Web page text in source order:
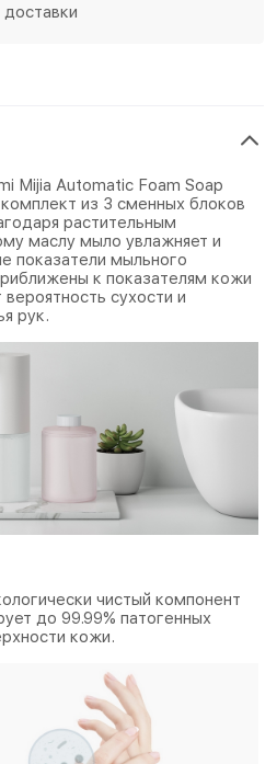
Mijia Automatic Foam Soap
из 3 сменных блоков
растительным
маслу мыло увлажняет и
показатели мыльного
к показателям кожи
сухости и
рук.
чистый компонент
до 99.99% патогенных
кожи.